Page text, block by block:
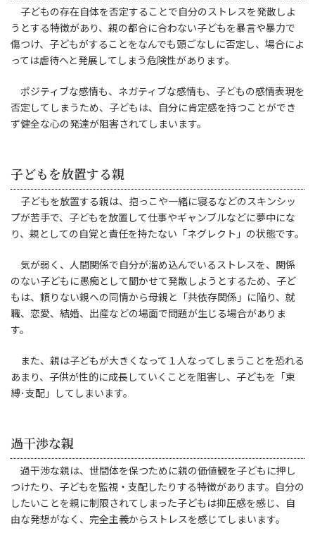
子どもの存在自体を否定することで自分のストレスを発散しよ
うとする特徴があり、親の都合に合わない子どもを暴言や暴力で
傷つけ、子どもがすることをなんでも頭ごなしに否定し、場合によ
っては虐待へと発展してしまう危険性があります。
ポジティブな感情も、ネガティブな感情も、子どもの感情表現を
否定してしまうため、子どもは、自分に肯定感を持つことができ
ず健全な心の発達が阻害されてしまいます。
子どもを放置する親
子どもを放置する親は、抱っこや一緒に寝るなどのスキンシッ
プが苦手で、子どもを放置して仕事やギャンブルなどに夢中にな
り、親としての自覚と責任を持たない「ネグレクト」の状態です。
気が弱く、人間関係で自分が溜め込んでいるストレスを、関係
のない子どもに愚痴として聞かせて発散しようとするため、子ど
もは、頼りない親への同情から母親と「共依存関係」に陥り、就
職、恋愛、結婚、出産などの場面で問題が生じる場合がありま
す。
また、親は子どもが大きくなって１人なってしまうことを恐れる
あまり、子供が性的に成長していくことを阻害し、子どもを「束
縛･支配」してしまいます。
過干渉な親
過干渉な親は、世間体を保つために親の価値観を子どもに押し
つけたり、子どもを監視・支配したりする特徴があります。自分の
したいことを親に制限されてしまった子どもは抑圧感を感じ、自
由な発想がなく、完全主義からストレスを感じてしまいます。